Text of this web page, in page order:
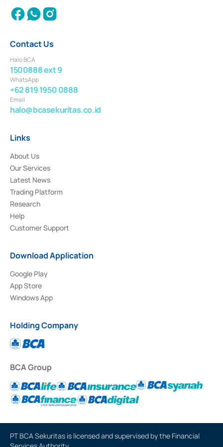
Contact Us
Halo BCA
1500888 ext 9
WhatsApp
+62 819 1950 0888
Email
halo@bcasekuritas.co.id
Links
About Us
Our Services
Latest News
Trading Platform
Research
Help
Customer Support
Download Application
Google Play
App Store
Windows App
Holding Company
BCA Group
PT BCA Sekuritas is licensed and supervised by the Financial